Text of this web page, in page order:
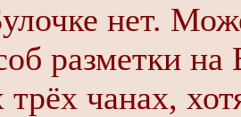
нет.
разметки
трёх чанах,